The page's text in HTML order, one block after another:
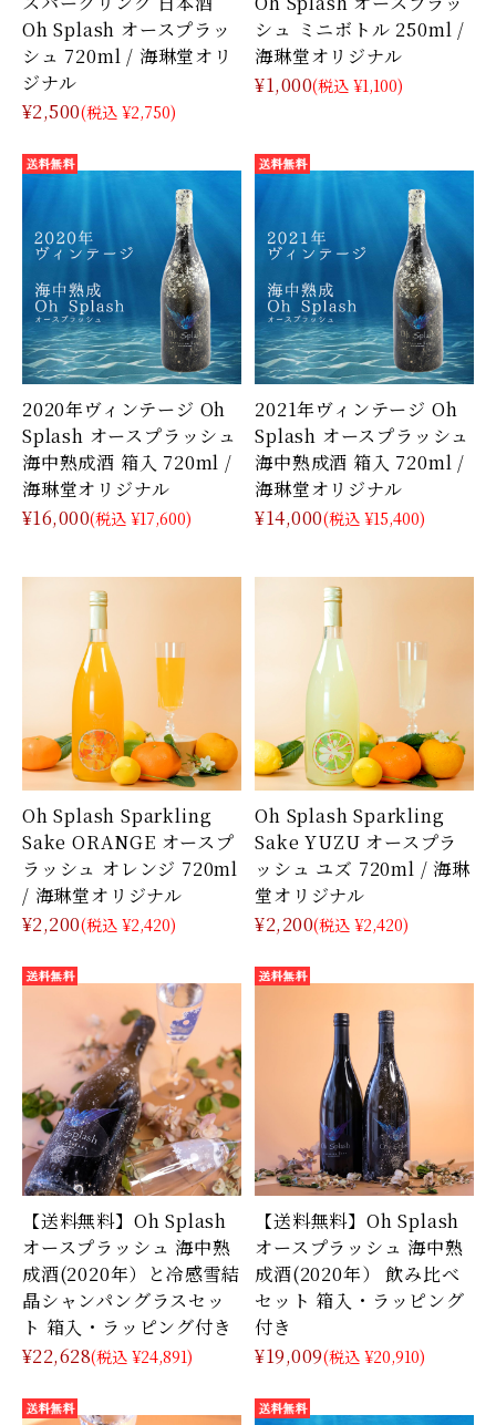
Oh Splash オースプラッ
シュ 720ml / 海琳堂オリ
ジナル
¥2,500(税込 ¥2,750)
シュ ミニボトル 250ml /
海琳堂オリジナル
¥1,000(税込 ¥1,100)
2020年ヴィンテージ Oh
Splash オースプラッシュ
海中熟成酒 箱入 720ml /
海琳堂オリジナル
¥16,000(税込 ¥17,600)
2021年ヴィンテージ Oh
Splash オースプラッシュ
海中熟成酒 箱入 720ml /
海琳堂オリジナル
¥14,000(税込 ¥15,400)
Oh Splash Sparkling
Sake ORANGE オースプ
ラッシュ オレンジ 720ml
/ 海琳堂オリジナル
¥2,200(税込 ¥2,420)
Oh Splash Sparkling
Sake YUZU オースプラ
ッシュ ユズ 720ml / 海琳
堂オリジナル
¥2,200(税込 ¥2,420)
【送料無料】Oh Splash
オースプラッシュ 海中熟
成酒(2020年）と冷感雪結
晶シャンパングラスセッ
ト 箱入・ラッピング付き
¥22,628(税込 ¥24,891)
【送料無料】Oh Splash
オースプラッシュ 海中熟
成酒(2020年） 飲み比べ
セット 箱入・ラッピング
付き
¥19,009(税込 ¥20,910)